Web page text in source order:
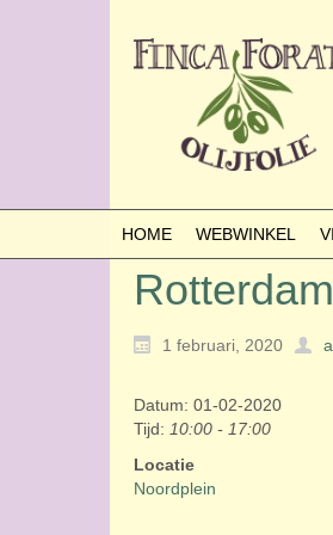
HOME WEBWINKEL
1 februari, 2020
Datum: 01-02-2020
Tijd: 10:00 - 17:00
Locatie
Noordplein